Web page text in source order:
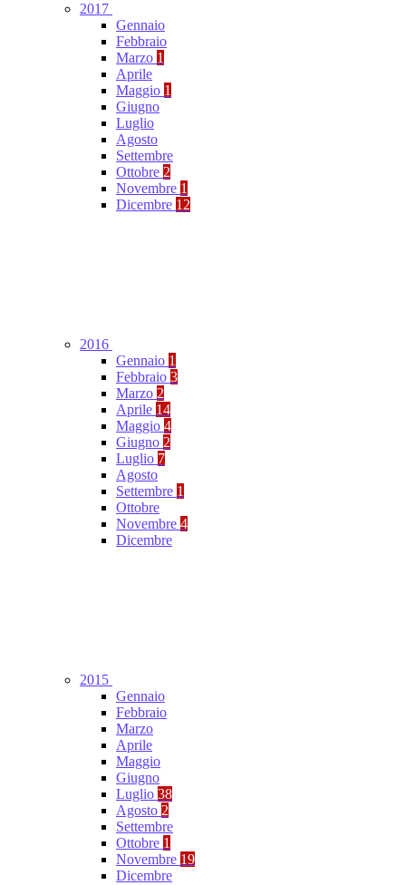
2017
Gennaio
Febbraio
Marzo 1
Aprile
Maggio 1
Giugno
Luglio
Agosto
Settembre
Ottobre 2
Novembre 1
Dicembre 12
2016
Gennaio 1
Febbraio 3
Marzo 2
Aprile 14
Maggio 4
Giugno 2
Luglio 7
Agosto
Settembre 1
Ottobre
Novembre 4
Dicembre
2015
Gennaio
Febbraio
Marzo
Aprile
Maggio
Giugno
Luglio 38
Agosto 2
Settembre
Ottobre 1
Novembre 19
Dicembre